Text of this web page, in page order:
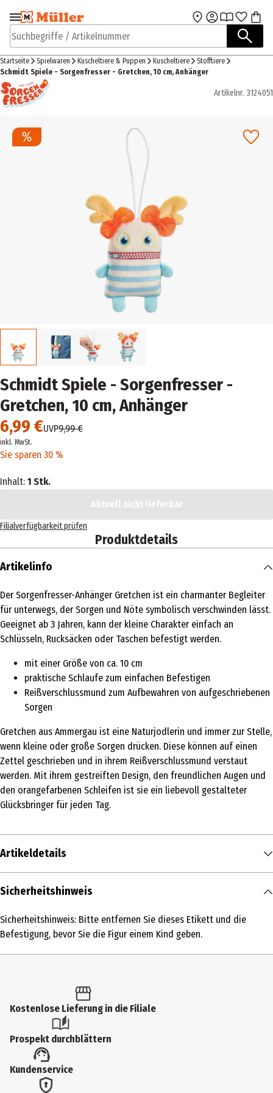
Zur Navigation
springen
Zum Hauptinhalt
Suchbegriffe / Artikelnummer
Startseite Spielwaren Kuscheltiere & Puppen Kuscheltiere
Stofftiere
Schmidt Spiele - Sorgenfresser - Gretchen, 10 cm, Anhänger
Artikelnr. 3124051
Schmidt Spiele - Sorgenfresser -
Gretchen, 10 cm, Anhänger
6,99 €UVP9,99 €
inkl. MwSt.
Sie sparen 30 %
Inhalt: 1 Stk.
Aktuell nicht lieferbar
Filialverfügbarkeit prüfen
Produktdetails
Artikelinfo
Der Sorgenfresser-Anhänger Gretchen ist ein charmanter Begleiter
für unterwegs, der Sorgen und Nöte symbolisch verschwinden lässt.
Geeignet ab 3 Jahren, kann der kleine Charakter einfach an
Schlüsseln, Rucksäcken oder Taschen befestigt werden.
mit einer Größe von ca. 10 cm
praktische Schlaufe zum einfachen Befestigen
Reißverschlussmund zum Aufbewahren von aufgeschriebenen
Sorgen
Gretchen aus Ammergau ist eine Naturjodlerin und immer zur Stelle,
wenn kleine oder große Sorgen drücken. Diese können auf einen
Zettel geschrieben und in ihrem Reißverschlussmund verstaut
werden. Mit ihrem gestreiften Design, den freundlichen Augen und
den orangefarbenen Schleifen ist sie ein liebevoll gestalteter
Glücksbringer für jeden Tag.
Artikeldetails
Inhalt
Produkttyp
Artikelnummer des Herstellers
Hersteller
Schmidt Spiele GmbH
Sicherheitshinweis
Sicherheitshinweis: Bitte entfernen Sie dieses Etikett und die
Befestigung, bevor Sie die Figur einem Kind geben.
Kostenlose Lieferung in die Filiale
Prospekt durchblättern
Kundenservice